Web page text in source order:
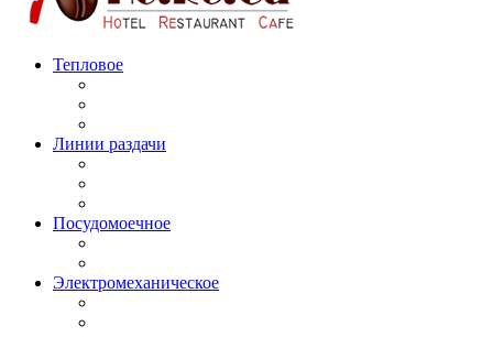
Тепловое
Линии раздачи
Посудомоечное
Электромеханическое